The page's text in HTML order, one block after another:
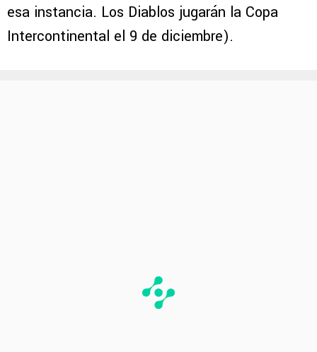
esa instancia. Los Diablos jugarán la Copa
Intercontinental el 9 de diciembre).